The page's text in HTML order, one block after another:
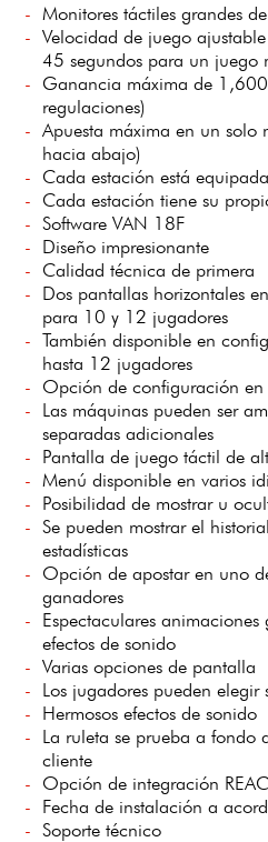
Monitores táctiles grandes
Velocidad de juego
45 segundos para un juego
Ganancia máxima de
regulaciones)
Apuesta máxima en un solo
hacia abajo)
Cada estación está
Cada estación tiene su
Software VAN 18F
Diseño impresionante
Calidad técnica de primera
Dos pantallas horizontales
para 10 y 12 jugadores
También disponible en
hasta 12 jugadores
Opción de configuración en
Las máquinas pueden ser
separadas adicionales
Pantalla de juego táctil de
Menú disponible en varios
Posibilidad de mostrar u
Se pueden mostrar el
estadísticas
Opción de apostar en uno
ganadores
Espectaculares
efectos de sonido
Varias opciones de pantalla
Los jugadores pueden
Hermosos efectos de sonido
La ruleta se prueba a fondo
cliente
Opción de integración REAC
Fecha de instalación a
Soporte técnico